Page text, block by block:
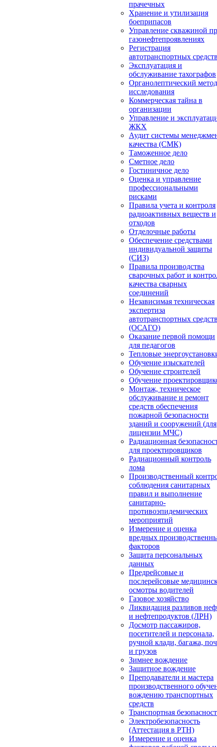
прачечных
Хранение и утилизация
боеприпасов
Управление скважиной
газонефтепроявлениях
Регистрация
автотранспортных
Эксплуатация и
обслуживание тахографов
Органолептический метод
исследования
Коммерческая тайна в
организации
Управление и
ЖКХ
Аудит системы
качества (СМК)
Таможенное дело
Сметное дело
Гостиничное дело
Оценка и управление
профессиональными
рисками
Правила учета и контроля
радиоактивных веществ и
отходов
Отделочные работы
Обеспечение средствами
индивидуальной защиты
(СИЗ)
Правила производства
сварочных работ и
качества сварных
соединений
Независимая техническая
экспертиза
автотранспортных
(ОСАГО)
Оказание первой помощи
для педагогов
Тепловые
Обучение изыскателей
Обучение строителей
Обучение
Монтаж, техническое
обслуживание и ремонт
средств обеспечения
пожарной безопасности
зданий и сооружений (для
лицензии МЧС)
Радиационная
для проектировщиков
Радиационный контроль
лома
Производственный
соблюдения санитарных
правил и выполнение
санитарно-
противоэпидемических
мероприятий
Измерение и оценка
вредных
факторов
Защита персональных
данных
Предрейсовые и
послерейсовые
осмотры водителей
Газовое хозяйство
Ликвидация разливов
и нефтепродуктов (ЛРН)
Досмотр пассажиров,
посетителей и персонала,
ручной клади, багажа,
и грузов
Зимнее вождение
Защитное вождение
Преподаватели и мастера
производственного
вождению транспортных
средств
Транспортная
Электробезопасность
(Аттестация в РТН)
Измерение и оценка